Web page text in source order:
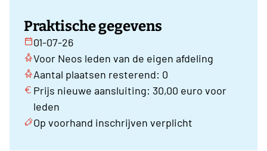
Praktische gegevens
01-07-26
Voor Neos leden van de eigen afdeling
Aantal plaatsen resterend: 0
Prijs nieuwe aansluiting: 30,00 euro voor
leden
Op voorhand inschrijven verplicht